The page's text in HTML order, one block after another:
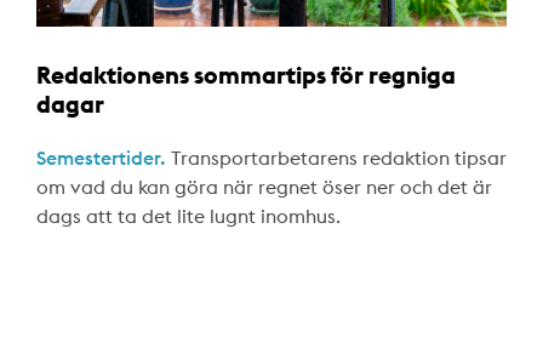
Redaktionens sommartips för regniga
dagar
Semestertider. Transportarbetarens redaktion tipsar
om vad du kan göra när regnet öser ner och det är
dags att ta det lite lugnt inomhus.